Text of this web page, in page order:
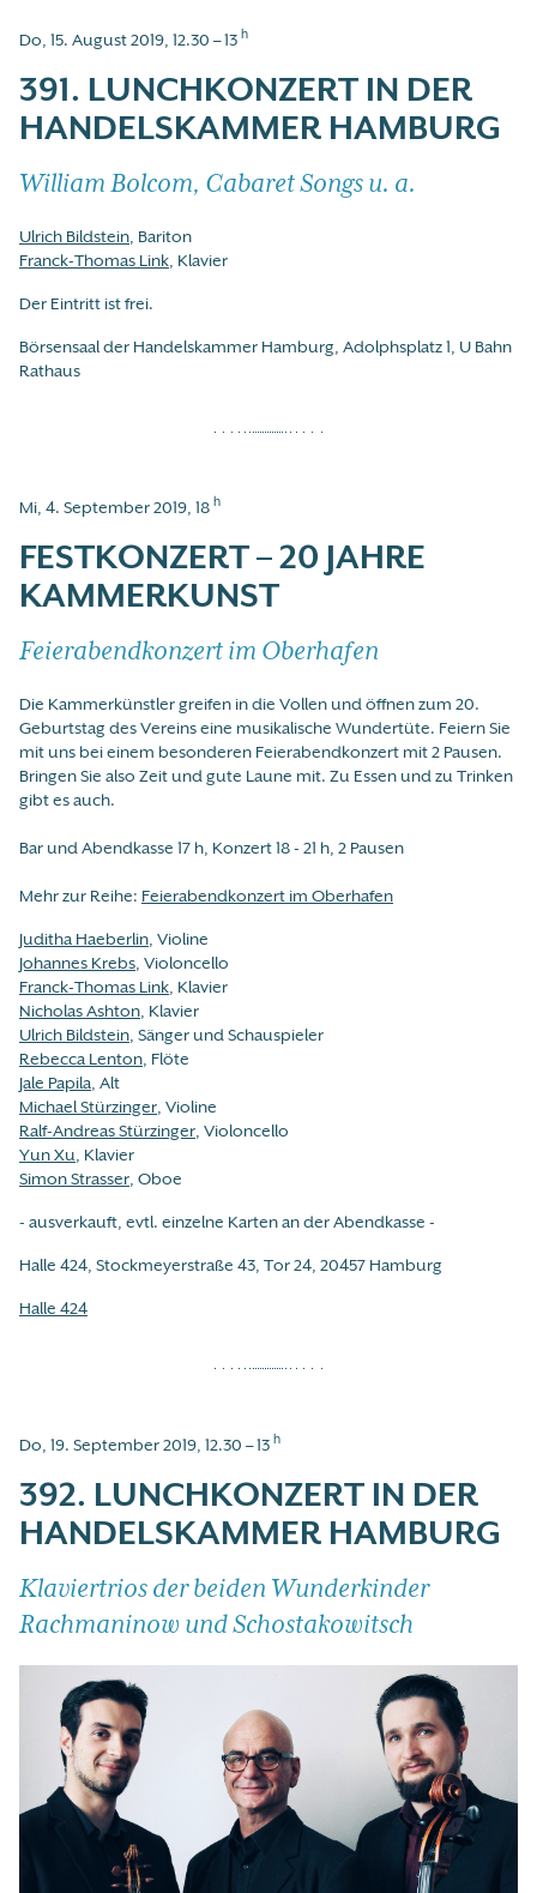
Do, 15. August 2019, 12.30 – 13 h
391. LUNCHKONZERT IN DER
HANDELSKAMMER HAMBURG
William Bolcom, Cabaret Songs u. a.
Ulrich Bildstein, Bariton
Franck-Thomas Link, Klavier
Der Eintritt ist frei.
Börsensaal der Handelskammer Hamburg, Adolphsplatz 1, U Bahn
Rathaus
Mi, 4. September 2019, 18 h
FESTKONZERT – 20 JAHRE
KAMMERKUNST
Feierabendkonzert im Oberhafen
Die Kammerkünstler greifen in die Vollen und öffnen zum 20.
Geburtstag des Vereins eine musikalische Wundertüte. Feiern Sie
mit uns bei einem besonderen Feierabendkonzert mit 2 Pausen.
Bringen Sie also Zeit und gute Laune mit. Zu Essen und zu Trinken
gibt es auch.
Bar und Abendkasse 17 h, Konzert 18 - 21 h, 2 Pausen
Mehr zur Reihe: Feierabendkonzert im Oberhafen
Juditha Haeberlin, Violine
Johannes Krebs, Violoncello
Franck-Thomas Link, Klavier
Nicholas Ashton, Klavier
Ulrich Bildstein, Sänger und Schauspieler
Rebecca Lenton, Flöte
Jale Papila, Alt
Michael Stürzinger, Violine
Ralf-Andreas Stürzinger, Violoncello
Yun Xu, Klavier
Simon Strasser, Oboe
- ausverkauft, evtl. einzelne Karten an der Abendkasse -
Halle 424, Stockmeyerstraße 43, Tor 24, 20457 Hamburg
Halle 424
Do, 19. September 2019, 12.30 – 13 h
392. LUNCHKONZERT IN DER
HANDELSKAMMER HAMBURG
Klaviertrios der beiden Wunderkinder
Rachmaninow und Schostakowitsch